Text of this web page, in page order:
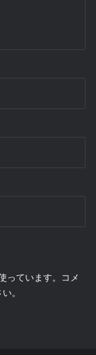
ています。
コメ
い。